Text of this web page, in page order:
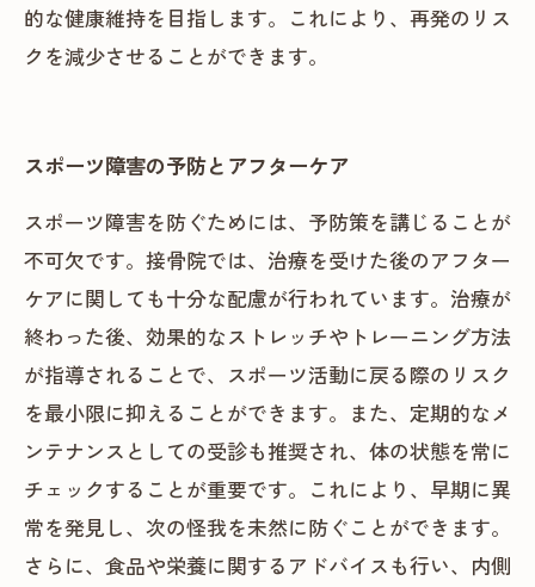
的な健康維持を目指します。これにより、再発のリス
クを減少させることができます。
スポーツ障害の予防とアフターケア
スポーツ障害を防ぐためには、予防策を講じることが
不可欠です。接骨院では、治療を受けた後のアフター
ケアに関しても十分な配慮が行われています。治療が
終わった後、効果的なストレッチやトレーニング方法
が指導されることで、スポーツ活動に戻る際のリスク
を最小限に抑えることができます。また、定期的なメ
ンテナンスとしての受診も推奨され、体の状態を常に
チェックすることが重要です。これにより、早期に異
常を発見し、次の怪我を未然に防ぐことができます。
さらに、食品や栄養に関するアドバイスも行い、内側